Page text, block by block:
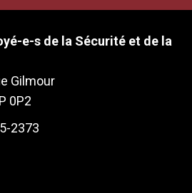
e-s de la Sécurité et de la
Gilmour
0P2
2373